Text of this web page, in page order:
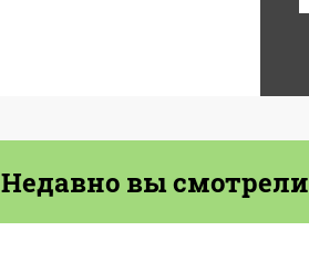
Недавно вы смотрели